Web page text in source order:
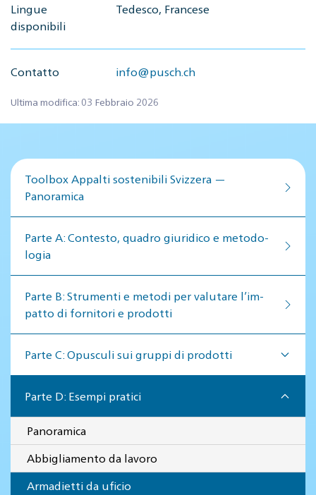
Lingue
disponibili
Tedesco, Francese
Contatto info@pusch.ch
Ultima modifica: 03 Febbraio 2026
Toolbox Appalti sostenibili Svizzera —
Panoramica
Par­te A: Con­te­sto, qua­dro giu­ri­di­co e me­to­do­
lo­gia
Par­te B: Stru­men­ti e me­to­di per va­lu­ta­re l’im­
pat­to di for­ni­to­ri e pro­dot­ti
Parte C: Opusculi sui gruppi di prodotti
Parte D: Esempi pratici
Panoramica
Abbigliamento da lavoro
Armadietti da uficio